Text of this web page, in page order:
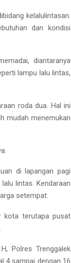
kelalulintasan.
dan kondisi
diantaranya
lampu lalu lintas,
roda dua. Hal ini
mudah menemukan
di lapangan pagi
lintas. Kendaraan
setempat.
kota terutapa pusat
Polres Trenggalek
4 sampai dengan 16